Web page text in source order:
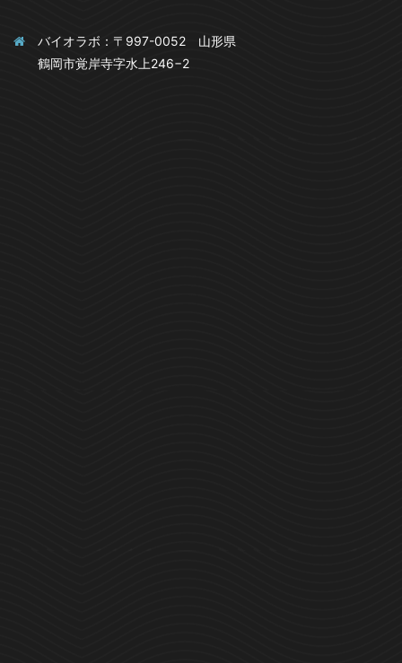
バイオラボ：〒997-0052 山形県
鶴岡市覚岸寺字水上246−2